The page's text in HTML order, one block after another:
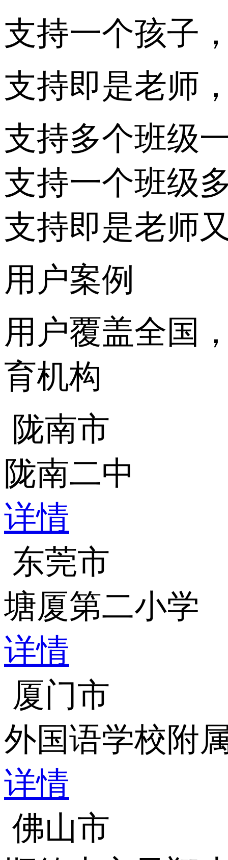
支持一个孩子
支持即是老师
支持多个班级
支持一个班级
支持即是老师
用户案例
用户覆盖全国
育机构
陇南市
陇南二中
详情
东莞市
塘厦第二小学
详情
厦门市
外国语学校附
详情
佛山市